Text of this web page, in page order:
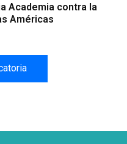
Academia contra la
Américas